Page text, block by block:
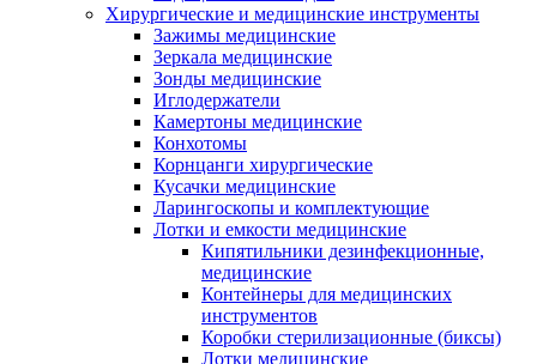
Хирургические и медицинские инструменты
Зажимы медицинские
Зеркала медицинские
Зонды медицинские
Иглодержатели
Камертоны медицинские
Конхотомы
Корнцанги хирургические
Кусачки медицинские
Ларингоскопы и комплектующие
Лотки и емкости медицинские
Кипятильники дезинфекционные,
медицинские
Контейнеры для медицинских
инструментов
Коробки стерилизационные (биксы)
Лотки медицинские